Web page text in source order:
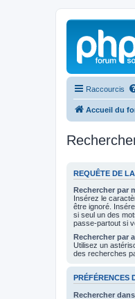
Raccourcis
Accueil du
REQUÊTE DE
Rechercher par
Insérez le
être ignoré.
si seul un des
passe-partout si
Rechercher par
Utilisez un
des recherches
PRÉFÉRENCES
Rechercher